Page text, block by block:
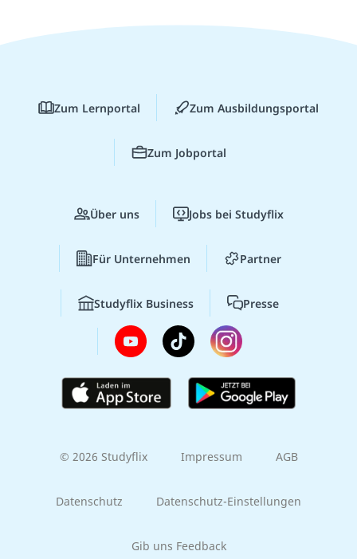
Zum Lernportal Zum Ausbildungsportal
Zum Jobportal
Über uns Jobs bei Studyflix
Für Unternehmen Partner
Studyflix Business Presse
© 2026 Studyflix Impressum AGB
Datenschutz Datenschutz-Einstellungen
Gib uns Feedback